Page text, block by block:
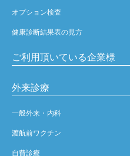
オプション検査
健康診断結果表の見方
ご利用頂いている企業様
外来診療
一般外来・内科
渡航前ワクチン
自費診療